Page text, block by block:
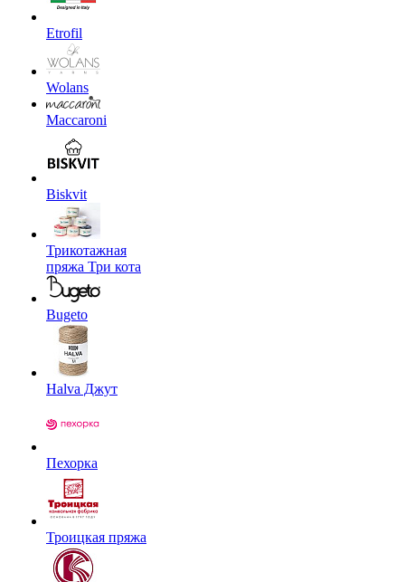
Etrofil
Wolans
Maccaroni
Biskvit
Трикотажная
пряжа Три кота
Bugeto
Halva Джут
Пехорка
Троицкая пряжа